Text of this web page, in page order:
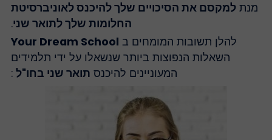
מנתלמקסם את הסיכויים שלך להיכנס לאוניברסיטת
החלומות שלך לתואר שני.
להלן תשובות המומחים בYour Dream School
השאלות הנפוצות ביותר שנשאלו על ידי תלמידים
המעוניינים להיכנסתואר שני בחו"ל: